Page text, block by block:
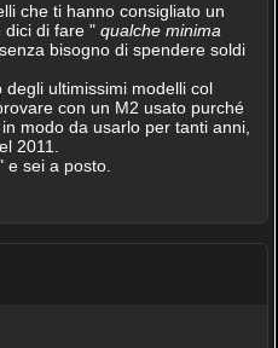
che ti hanno consigliato un
dici di fare "qualche minima
bisogno di spendere soldi
ultimissimi modelli col
con un M2 usato purché
modo da usarlo per tanti anni,
2011.
e sei a posto.